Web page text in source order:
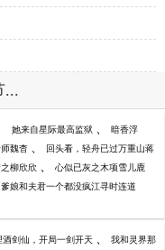
...
她来自星际最高监狱 、 暗香浮
魏杳 、 回头看，轻舟已过万重山蒋
之柳欣欣 、 心似已灰之木项雪儿鹿
娘和夫君一个都没疯江寻时连道
酒剑仙，开局一剑开天 、 我和灵界那